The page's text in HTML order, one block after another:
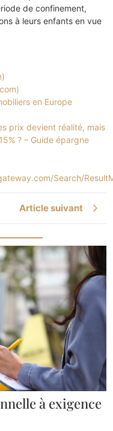
de confinement,
à leurs enfants en vue
en Europe
prix devient réalité, mais
? – Guide épargne
Search/
Article suivant
à exigence